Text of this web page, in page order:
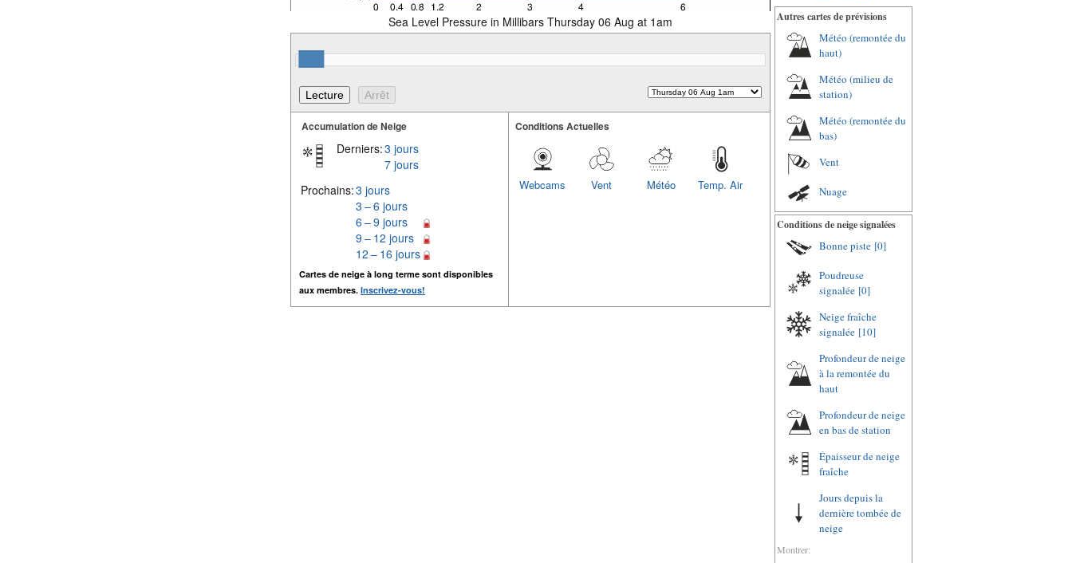
Sea Level Pressure in Millibars Thursday 06 Aug at 1am
Accumulation de Neige
Derniers:3 jours
7 jours
Prochains:3 jours
3 – 6 jours
6 – 9 jours
9 – 12 jours
12 – 16 jours
Cartes de neige à long terme sont disponibles
aux membres. Inscrivez-vous!
Conditions Actuelles
Temp. Air
Météo
Vent
Webcams
Autres cartes de prévisions
Météo (remontée du
haut)
Météo (milieu de
station)
Météo (remontée du
bas)
Vent
Nuage
Conditions de neige signalées
Bonne piste [0]
Poudreuse
signalée [0]
Neige fraîche
signalée [10]
Profondeur de neige
à la remontée du
haut
Profondeur de neige
en bas de station
Épaisseur de neige
fraîche
Jours depuis la
dernière tombée de
neige
Montrer: